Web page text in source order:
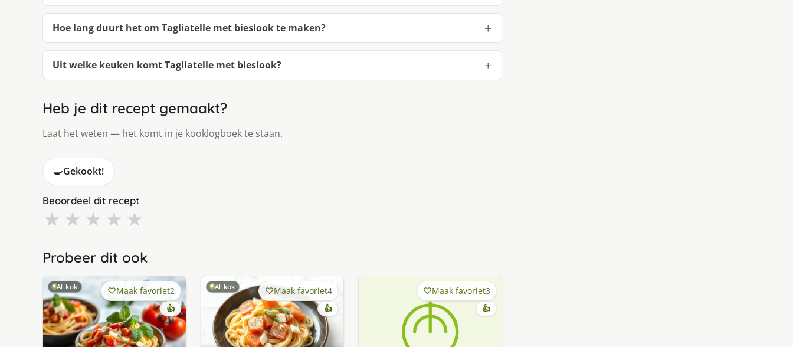
Hoe lang duurt het om Tagliatelle met bieslook te maken?
Uit welke keuken komt Tagliatelle met bieslook?
Heb je dit recept gemaakt?
Laat het weten — het komt in je kooklogboek te staan.
🍳Gekookt!
Beoordeel dit recept
★ ★ ★ ★ ★
Probeer dit ook
AI-kok Maak favoriet2
👍
AI-kok Maak favoriet4
👍
Maak favoriet3
👍